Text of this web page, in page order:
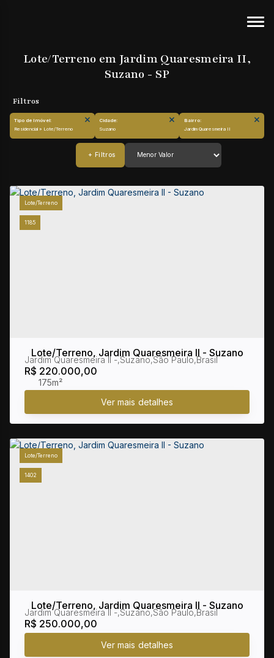
Lote/Terreno em Jardim Quaresmeira II,
Suzano - SP
Residencial » Lote/Terreno
Suzano
Jardim Quaresmeira II
1185
Lote/Terreno
Lote/Terreno, Jardim Quaresmeira II - Suzano
R$ 220.000,00
Jardim Quaresmeira II ,Suzano,São Paulo,Brasil
175m²
1402
Lote/Terreno
Lote/Terreno, Jardim Quaresmeira II - Suzano
R$ 250.000,00
Jardim Quaresmeira II ,Suzano,São Paulo,Brasil